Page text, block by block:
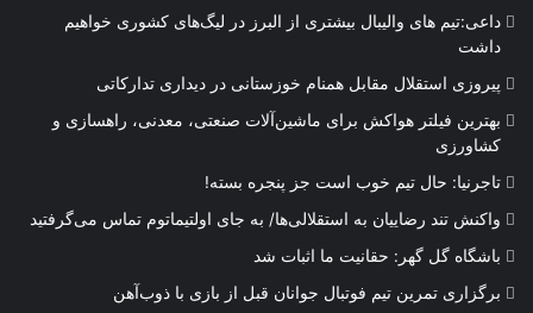
داعی:تیم های والیبال بیشتری از البرز در لیگ‌های کشوری خواهیم
داشت
پیروزی استقلال مقابل همنام خوزستانی در دیداری تدارکاتی
بهترین فیلتر هواکش برای ماشین‌آلات صنعتی، معدنی، راهسازی و
کشاورزی
تاجرنیا: حال تیم خوب است جز پنجره بسته!
واکنش تند رضاییان به استقلالی‌ها/ به جای اولتیماتوم تماس می‌گرفتید
باشگاه گل گهر: حقانیت ما اثبات شد
برگزاری تمرین تیم فوتبال جوانان قبل از بازی با ذوب‌آهن